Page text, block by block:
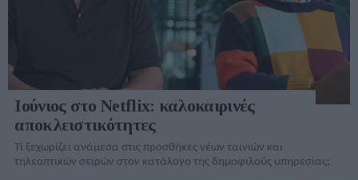
Ιούνιος στο Netflix: καλοκαιρινές
αποκλειστικότητες
Τί ξεχωρίζει ανάμεσα στις προσθήκες νέων ταινιών και
τηλεοπτικών σειρών στον κατάλογo της δημοφιλούς υπηρεσίας;